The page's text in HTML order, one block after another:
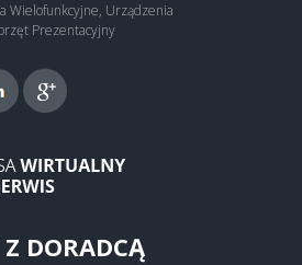
Wielofunkcyjne, Urządzenia
Prezentacyjny
DORADCĄ